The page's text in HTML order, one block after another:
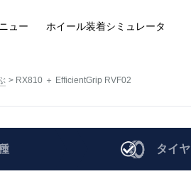
ュー ホイール装着シミュレータ
RX810 ＋ EfficientGrip RVF02
タイヤ